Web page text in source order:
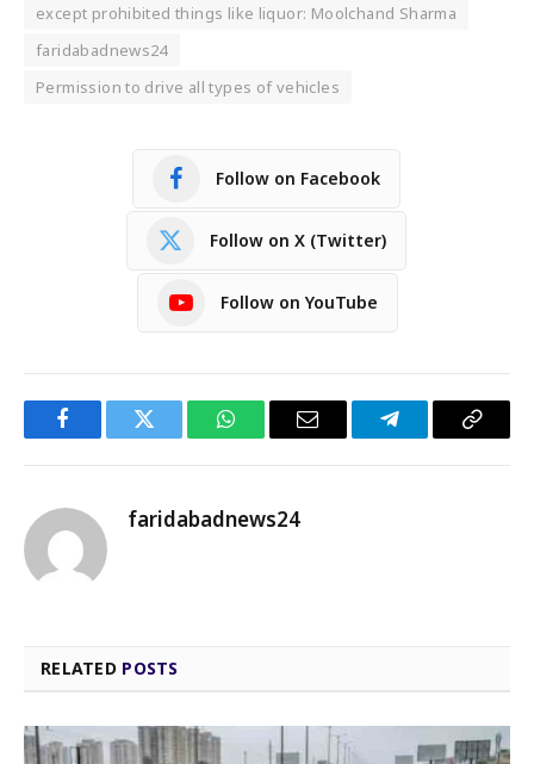
except prohibited things like liquor: Moolchand Sharma
faridabadnews24
Permission to drive all types of vehicles
Follow on Facebook
Follow on X (Twitter)
Follow on YouTube
FacebookTwitter WhatsAppEmail TelegramCopy
faridabadnews24
RELATED POSTS